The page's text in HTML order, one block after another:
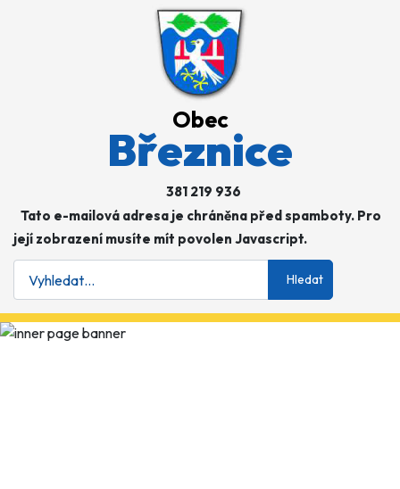
Obec
Březnice
381 219 936
Tato e-mailová adresa je chráněna před spamboty. Pro
její zobrazení musíte mít povolen Javascript.
Hledat